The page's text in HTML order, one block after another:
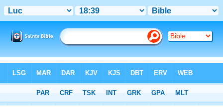
Chapitre 18> Verset 39